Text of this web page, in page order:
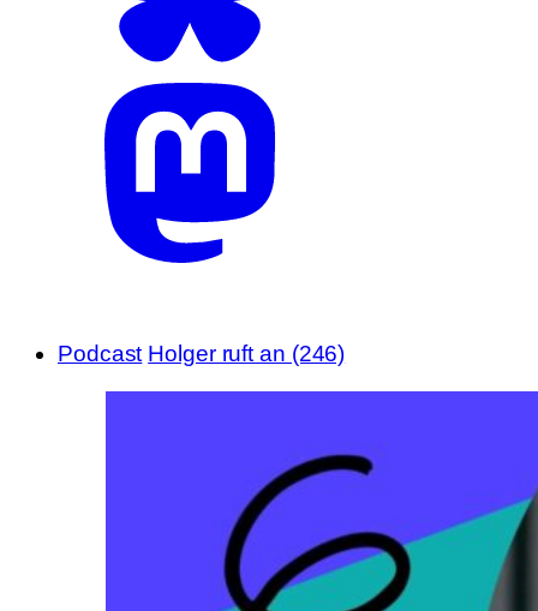
Podcast Holger ruft an (246)